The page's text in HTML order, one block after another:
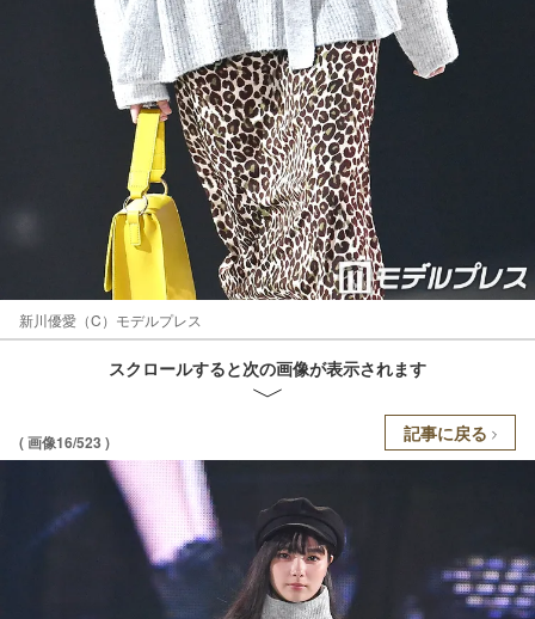
新川優愛（C）モデルプレス
スクロールすると次の画像が表示されます
( 画像16/523 ) 記事に戻る